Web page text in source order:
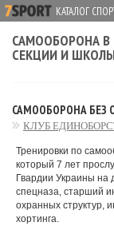
КАТАЛОГ
САМООБОРОНА В
СЕКЦИИ И
САМООБОРОНА БЕЗ
КЛУБ
Тренировки по
который 7 лет
Гвардии Украины на
спецназа, старший
охранных структур,
хортинга.